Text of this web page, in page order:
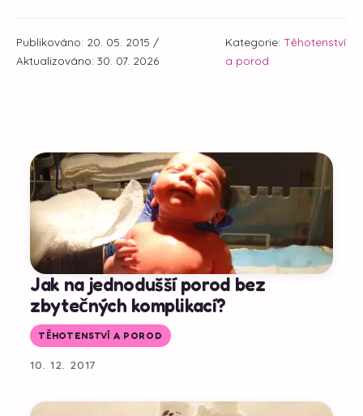
Publikováno: 20. 05. 2015 /
Aktualizováno: 30. 07. 2026
Kategorie: Těhotenství
a porod
Jak na jednodušší porod bez
zbytečných komplikací?
TĚHOTENSTVÍ A POROD
10. 12. 2017